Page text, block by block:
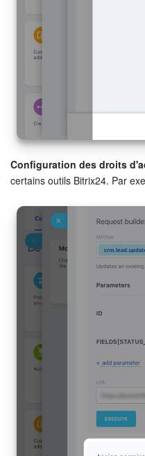
Configuration des droits
certains outils Bitrix24. Par